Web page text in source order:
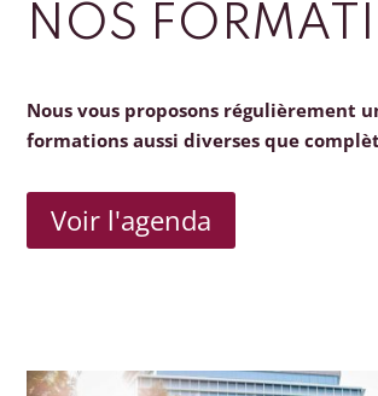
NOS
Nous vous proposons régulièrement
formations aussi diverses que
Voir l'agenda